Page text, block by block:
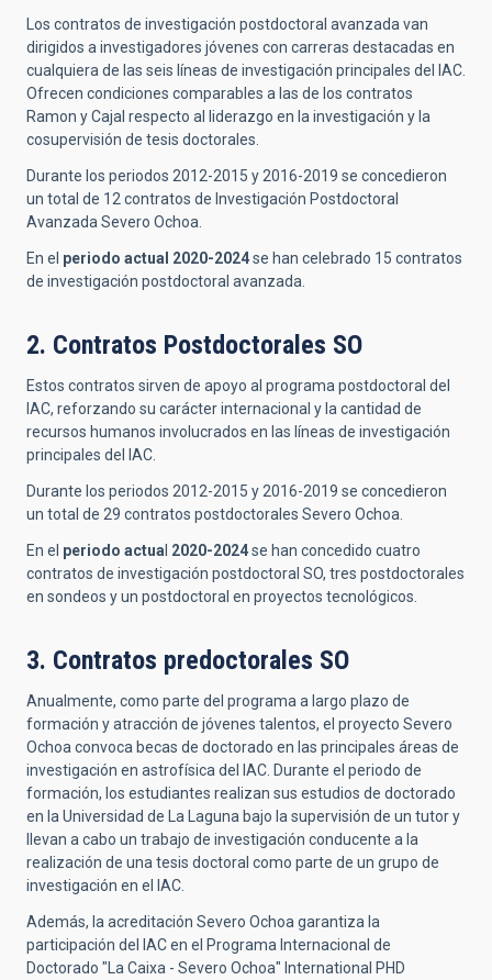
Los contratos de investigación postdoctoral avanzada van
dirigidos a investigadores jóvenes con carreras destacadas en
cualquiera de las seis líneas de investigación principales del IAC.
Ofrecen condiciones comparables a las de los contratos
Ramon y Cajal respecto al liderazgo en la investigación y la
cosupervisión de tesis doctorales.
Durante los periodos 2012-2015 y 2016-2019 se concedieron
un total de 12 contratos de Investigación Postdoctoral
Avanzada Severo Ochoa.
En el periodo actual 2020-2024se han celebrado 15 contratos
de investigación postdoctoral avanzada.
2. Contratos Postdoctorales SO
Estos contratos sirven de apoyo al programa postdoctoral del
IAC, reforzando su carácter internacional y la cantidad de
recursos humanos involucrados en las líneas de investigación
principales del IAC.
Durante los periodos 2012-2015 y 2016-2019 se concedieron
un total de 29 contratos postdoctorales Severo Ochoa.
En el periodo actual 2020-2024se han concedido cuatro
contratos de investigación postdoctoral SO, tres postdoctorales
en sondeos y un postdoctoral en proyectos tecnológicos.
3. Contratos predoctorales SO
Anualmente, como parte del programa a largo plazo de
formación y atracción de jóvenes talentos, el proyecto Severo
Ochoa convoca becas de doctorado en las principales áreas de
investigación en astrofísica del IAC. Durante el periodo de
formación, los estudiantes realizan sus estudios de doctorado
en la Universidad de La Laguna bajo la supervisión de un tutor y
llevan a cabo un trabajo de investigación conducente a la
realización de una tesis doctoral como parte de un grupo de
investigación en el IAC.
Además, la acreditación Severo Ochoa garantiza la
participación del IAC en el Programa Internacional de
Doctorado "La Caixa - Severo Ochoa" International PHD